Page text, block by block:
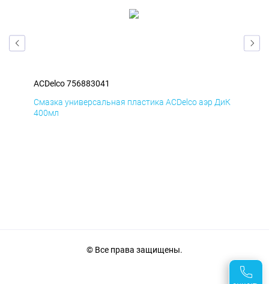
ACDelco 756883041
Смазка универсальная пластика ACDelco аэр ДиК
400мл
© Все права защищены.